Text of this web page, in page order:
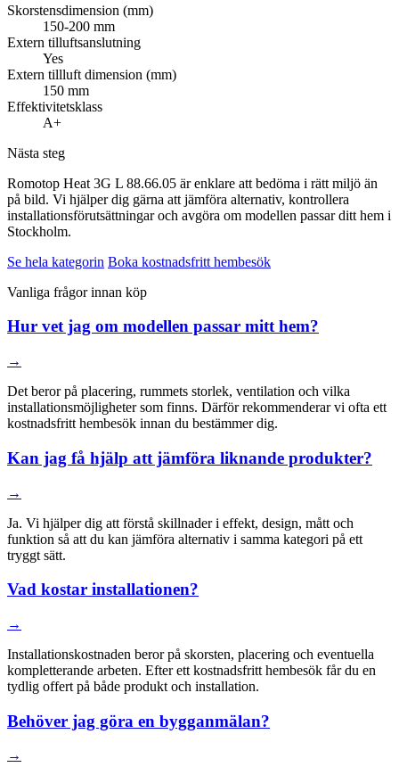
Skorstensdimension (mm)
150-200 mm
Extern tilluftsanslutning
Yes
Extern tillluft dimension (mm)
150 mm
Effektivitetsklass
A+
Nästa steg
Romotop Heat 3G L 88.66.05 är enklare att bedöma i rätt miljö än
på bild. Vi hjälper dig gärna att jämföra alternativ, kontrollera
installationsförutsättningar och avgöra om modellen passar ditt hem i
Stockholm.
Se hela kategorin Boka kostnadsfritt hembesök
Vanliga frågor innan köp
Hur vet jag om modellen passar mitt hem?
→
Det beror på placering, rummets storlek, ventilation och vilka
installationsmöjligheter som finns. Därför rekommenderar vi ofta ett
kostnadsfritt hembesök innan du bestämmer dig.
Kan jag få hjälp att jämföra liknande produkter?
→
Ja. Vi hjälper dig att förstå skillnader i effekt, design, mått och
funktion så att du kan jämföra alternativ i samma kategori på ett
tryggt sätt.
Vad kostar installationen?
→
Installationskostnaden beror på skorsten, placering och eventuella
kompletterande arbeten. Efter ett kostnadsfritt hembesök får du en
tydlig offert på både produkt och installation.
Behöver jag göra en bygganmälan?
→